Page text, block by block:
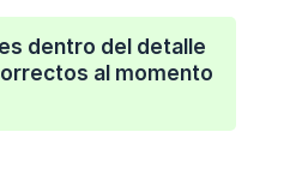
dentro del detalle
al momento